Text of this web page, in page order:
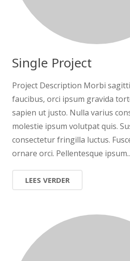
Single Project
Project Description Morbi
faucibus, orci ipsum gravida
sapien ut justo. Nulla varius
molestie ipsum volutpat quis.
consectetur fringilla luctus.
ornare orci. Pellentesque
LEES VERDER